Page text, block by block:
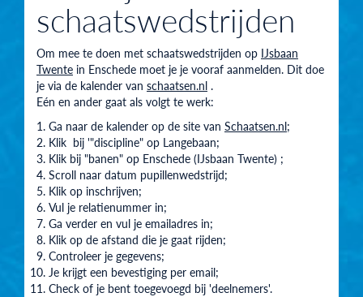
schaatswedstrijden
Om mee te doen met schaatswedstrijden op IJsbaan
Twente in Enschede moet je je vooraf aanmelden. Dit doe
je via de kalender van schaatsen.nl .
Eén en ander gaat als volgt te werk:
Ga naar de kalender op de site van Schaatsen.nl;
Klik bij '"discipline" op Langebaan;
Klik bij "banen" op Enschede (IJsbaan Twente) ;
Scroll naar datum pupillenwedstrijd;
Klik op inschrijven;
Vul je relatienummer in;
Ga verder en vul je emailadres in;
Klik op de afstand die je gaat rijden;
Controleer je gegevens;
Je krijgt een bevestiging per email;
Check of je bent toegevoegd bij 'deelnemers'.